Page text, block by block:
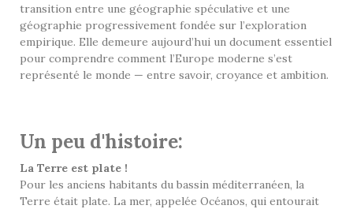
transition entre une géographie spéculative et une
géographie progressivement fondée sur l’exploration
empirique. Elle demeure aujourd’hui un document essentiel
pour comprendre comment l’Europe moderne s’est
représenté le monde — entre savoir, croyance et ambition.
Un peu d'histoire:
La Terre est plate !
Pour les anciens habitants du bassin méditerranéen, la
Terre était plate. La mer, appelée Océanos, qui entourait